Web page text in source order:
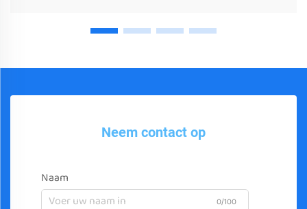
Neem contact op
Naam
0/100